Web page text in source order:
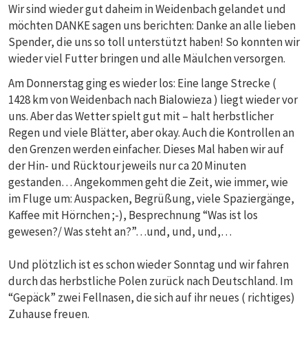
Wir sind wieder gut daheim in Weidenbach gelandet und
möchten DANKE sagen uns berichten: Danke an alle lieben
Spender, die uns so toll unterstützt haben! So konnten wir
wieder viel Futter bringen und alle Mäulchen versorgen.
Am Donnerstag ging es wieder los: Eine lange Strecke (
1428 km von Weidenbach nach Bialowieza ) liegt wieder vor
uns. Aber das Wetter spielt gut mit – halt herbstlicher
Regen und viele Blätter, aber okay. Auch die Kontrollen an
den Grenzen werden einfacher. Dieses Mal haben wir auf
der Hin- und Rücktour jeweils nur ca 20 Minuten
gestanden… Angekommen geht die Zeit, wie immer, wie
im Fluge um: Auspacken, Begrüßung, viele Spaziergänge,
Kaffee mit Hörnchen ;-), Besprechnung “Was ist los
gewesen?/ Was steht an?”…und, und, und,…
Und plötzlich ist es schon wieder Sonntag und wir fahren
durch das herbstliche Polen zurück nach Deutschland. Im
“Gepäck” zwei Fellnasen, die sich auf ihr neues ( richtiges)
Zuhause freuen.